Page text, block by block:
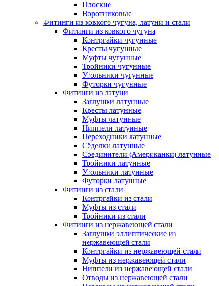
Плоские
Воротниковые
Фитинги из ковкого чугуна, латуни и стали
Фитинги из ковкого чугуна
Контргайки чугунные
Кресты чугунные
Муфты чугунные
Тройники чугунные
Угольники чугунные
Футорки чугунные
Фитинги из латуни
Заглушки латунные
Кресты латунные
Муфты латунные
Ниппели латунные
Переходники латунные
Сёделки латунные
Соединители (Американки) латунные
Тройники латунные
Угольники латунные
Футорки латунные
Фитинги из стали
Контргайки из стали
Муфты из стали
Тройники из стали
Фитинги из нержавеющей стали
Заглушки эллиптические из
нержавеющей стали
Контргайки из нержавеющей стали
Муфты из нержавеющей стали
Ниппели из нержавеющей стали
Отводы из нержавеющей стали